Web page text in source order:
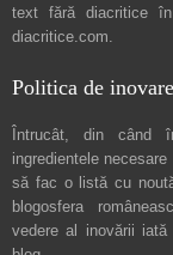
text fără diacritice
diacritice.com.
Politica de inovare
Întrucât, din când
ingredientele
să fac o listă cu
blogosfera
vedere al inovării